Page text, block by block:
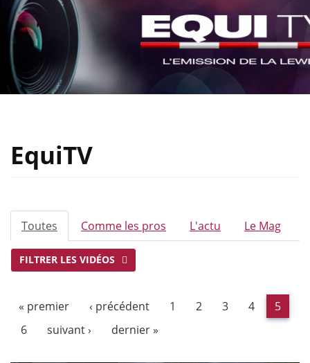
EquiTV
ONGLETS
PRINCIPAUX
Toutes (onglet
actif)
Comme les pros L'actu Le Mag
FILTRER LES VIDÉOS
« premier ‹ précédent 1 2 3 4
5
6
suivant › dernier »